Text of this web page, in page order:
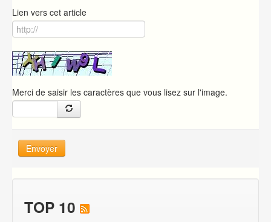
Lien vers cet article
Merci de saisir les caractères que vous lisez sur l'image.
Envoyer
TOP 10